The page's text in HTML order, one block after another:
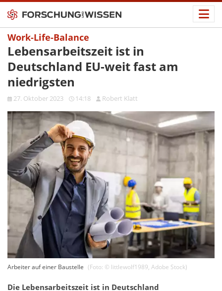
Work-Life-Balance
Lebensarbeitszeit ist in
Deutschland EU-weit fast am
niedrigsten
27. Oktober 2023 14:18 Robert Klatt
Arbeiter auf einer Baustelle (Foto: © littlewolf1989, Adobe Stock)
Die Lebensarbeitszeit ist in Deutschland